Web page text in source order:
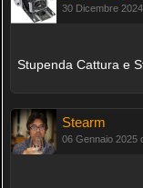
30 Dicembre
Stupenda Cattura e
Stearm
06 Gennaio 2025